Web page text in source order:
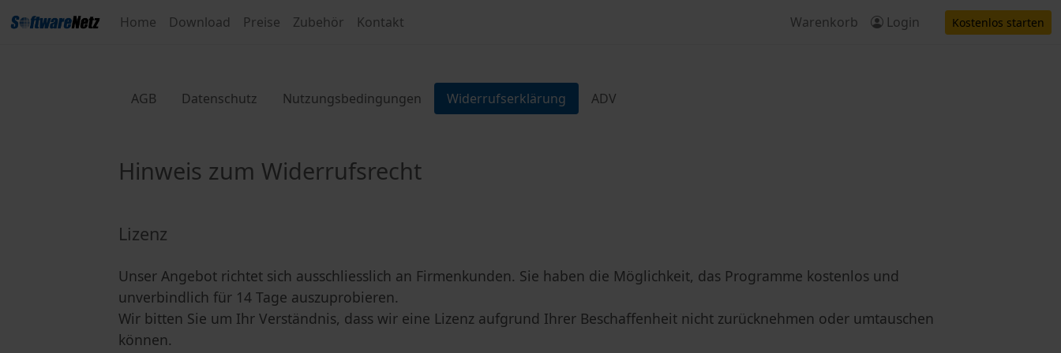
Home Download Preise Zubehör Kontakt Warenkorb Login Kostenlos starten
AGB Datenschutz Nutzungsbedingungen Widerrufserklärung ADV
Hinweis zum Widerrufsrecht
Lizenz
Unser Angebot richtet sich ausschliesslich an Firmenkunden. Sie haben die Möglichkeit, das Programme kostenlos und
unverbindlich für 14 Tage auszuprobieren.
Wir bitten Sie um Ihr Verständnis, dass wir eine Lizenz aufgrund Ihrer Beschaffenheit nicht zurücknehmen oder umtauschen
können.